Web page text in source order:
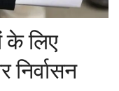
के लिए